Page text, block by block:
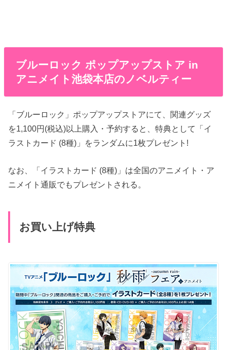
ブルーロック ポップアップストア in
アニメイト池袋本店のノベルティー
「ブルーロック」ポップアップストアにて、関連グッズ
を1,100円(税込)以上購入・予約すると、特典として「イ
ラストカード (8種)」をランダムに1枚プレゼント!
なお、「イラストカード (8種)」は全国のアニメイト・ア
ニメイト通販でもプレゼントされる。
お買い上げ特典